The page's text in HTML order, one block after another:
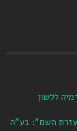
ללשון
השם": בע"ה